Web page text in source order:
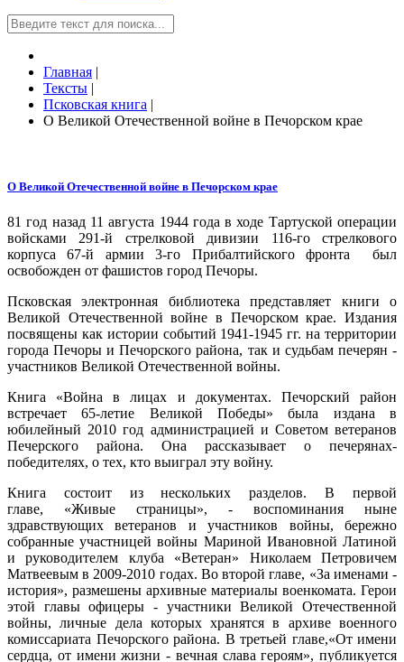
Главная |
Тексты |
Псковская книга |
О Великой Отечественной войне в Печорском крае
О Великой Отечественной войне в Печорском крае
81 год назад 11 августа 1944 года в ходе Тартуской операции
войсками 291-й стрелковой дивизии 116-го стрелкового
корпуса 67-й армии 3-го Прибалтийского фронта был
освобожден от фашистов город Печоры.
Псковская электронная библиотека представляет книги о
Великой Отечественной войне в Печорском крае. Издания
посвящены как истории событий 1941-1945 гг. на территории
города Печоры и Печорского района, так и судьбам печерян -
участников Великой Отечественной войны.
Книга «Война в лицах и документах. Печорский район
встречает 65-летие Великой Победы» была издана в
юбилейный 2010 год администрацией и Советом ветеранов
Печерского района. Она рассказывает о печерянах-
победителях, о тех, кто выиграл эту войну.
Книга состоит из нескольких разделов. В первой
главе, «Живые страницы», - воспоминания ныне
здравствующих ветеранов и участников войны, бережно
собранные участницей войны Мариной Ивановной Латиной
и руководителем клуба «Ветеран» Николаем Петровичем
Матвеевым в 2009-2010 годах. Во второй главе, «За именами -
история», размешены архивные материалы военкомата. Герои
этой главы офицеры - участники Великой Отечественной
войны, личные дела которых хранятся в архиве военного
комиссариата Печорского района. В третьей главе,«От имени
сердца, от имени жизни - вечная слава героям», публикуется